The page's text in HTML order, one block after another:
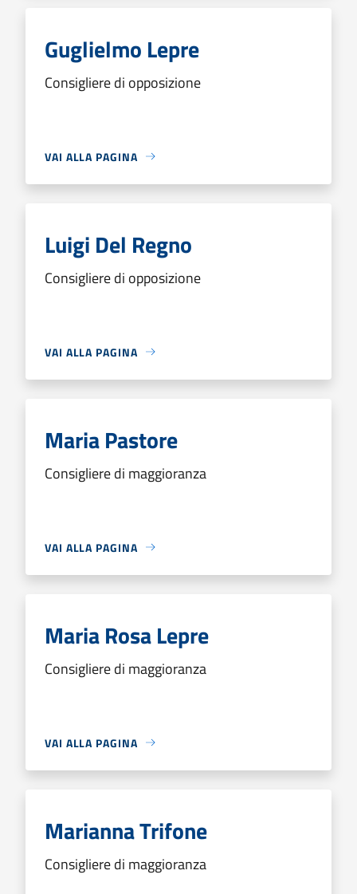
Guglielmo Lepre
Consigliere di opposizione
VAI ALLA PAGINA
Luigi Del Regno
Consigliere di opposizione
VAI ALLA PAGINA
Maria Pastore
Consigliere di maggioranza
VAI ALLA PAGINA
Maria Rosa Lepre
Consigliere di maggioranza
VAI ALLA PAGINA
Marianna Trifone
Consigliere di maggioranza